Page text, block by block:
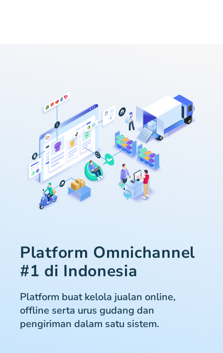
Platform Omnichannel
#1 di Indonesia
Platform buat kelola jualan online,
offline serta urus gudang dan
pengiriman dalam satu sistem.